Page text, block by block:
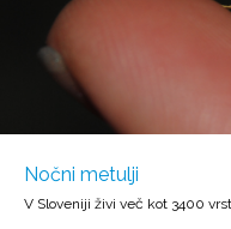
Nočni metulji
V Sloveniji živi več kot 3400